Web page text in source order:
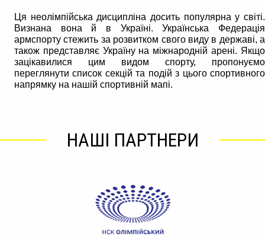
Ця неолімпійська дисципліна досить популярна у світі.
Визнана вона й в Україні. Українська Федерація
армспорту стежить за розвитком свого виду в державі, а
також представляє Україну на міжнародній арені. Якщо
зацікавилися цим видом спорту, пропонуємо
переглянути список секцій та подій з цього спортивного
напрямку на нашій спортивній мапі.
НАШІ ПАРТНЕРИ